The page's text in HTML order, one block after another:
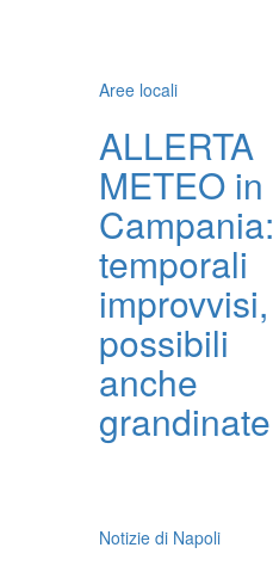
Aree locali
ALLERTA
METEO in
Campania:
temporali
improvvisi,
possibili
anche
grandinate
Notizie di Napoli